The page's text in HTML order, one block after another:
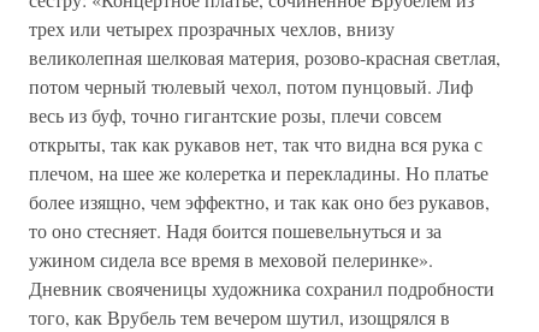
трех или четырех прозрачных чехлов, внизу
великолепная шелковая материя, розово-красная светлая,
потом черный тюлевый чехол, потом пунцовый. Лиф
весь из буф, точно гигантские розы, плечи совсем
открыты, так как рукавов нет, так что видна вся рука с
плечом, на шее же колеретка и перекладины. Но платье
более изящно, чем эффектно, и так как оно без рукавов,
то оно стесняет. Надя боится пошевельнуться и за
ужином сидела все время в меховой пелеринке».
Дневник свояченицы художника сохранил подробности
того, как Врубель тем вечером шутил, изощрялся в